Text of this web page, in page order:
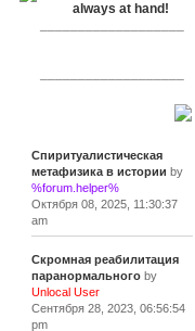
Спиритуалистическая
метафизика в истории by
%forum.helper%
Октября 08, 2025, 11:30:37
am
Скромная реабилитация
паранормальногоby
Unlocal User
Сентября 28, 2023, 06:56:54
pm